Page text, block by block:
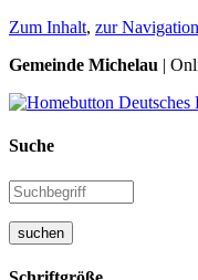
Zum Inhalt, zur Navigation
Gemeinde Michelau |
Suche
suchen